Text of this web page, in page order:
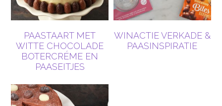
PAASTAART MET
WITTE CHOCOLADE
BOTERCRÉME EN
PAASEITJES
WINACTIE VERKADE &
PAASINSPIRATIE